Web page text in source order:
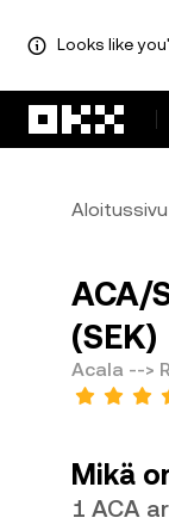
Looks like
Aloitussivu
ACA/
(SEK)
Acala -->
Mikä
1 ACA